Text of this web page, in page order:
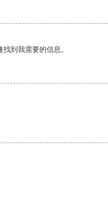
到我需要的信息。